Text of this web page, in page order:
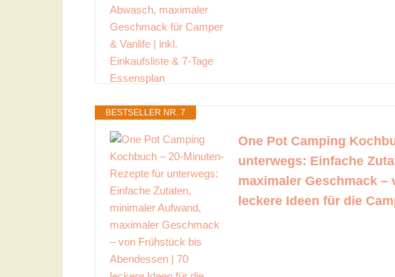
BESTSELLER NR. 7
One Pot Camping
unterwegs: Einfache
maximaler Geschmack
leckere Ideen für die